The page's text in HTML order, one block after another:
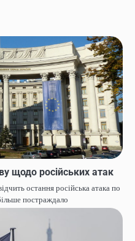
щодо російських атак
остання російська атака по
постраждало